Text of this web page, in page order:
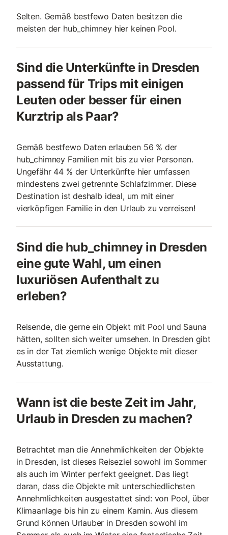
Selten. Gemäß bestfewo Daten besitzen die
meisten der hub_chimney hier keinen Pool.
Sind die Unterkünfte in Dresden
passend für Trips mit einigen
Leuten oder besser für einen
Kurztrip als Paar?
Gemäß bestfewo Daten erlauben 56 % der
hub_chimney Familien mit bis zu vier Personen.
Ungefähr 44 % der Unterkünfte hier umfassen
mindestens zwei getrennte Schlafzimmer. Diese
Destination ist deshalb ideal, um mit einer
vierköpfigen Familie in den Urlaub zu verreisen!
Sind die hub_chimney in Dresden
eine gute Wahl, um einen
luxuriösen Aufenthalt zu
erleben?
Reisende, die gerne ein Objekt mit Pool und Sauna
hätten, sollten sich weiter umsehen. In Dresden gibt
es in der Tat ziemlich wenige Objekte mit dieser
Ausstattung.
Wann ist die beste Zeit im Jahr,
Urlaub in Dresden zu machen?
Betrachtet man die Annehmlichkeiten der Objekte
in Dresden, ist dieses Reiseziel sowohl im Sommer
als auch im Winter perfekt geeignet. Das liegt
daran, dass die Objekte mit unterschiedlichsten
Annehmlichkeiten ausgestattet sind: von Pool, über
Klimaanlage bis hin zu einem Kamin. Aus diesem
Grund können Urlauber in Dresden sowohl im